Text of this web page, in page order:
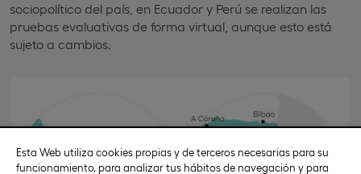
sociopolítico del país, en Ecuador y Perú se realizan las
pruebas evaluativas de forma virtual, aunque esto está
sujeto a cambios.
Esta Web utiliza cookies propias y de terceros necesarias para su
funcionamiento, para analizar tus hábitos de navegación y para